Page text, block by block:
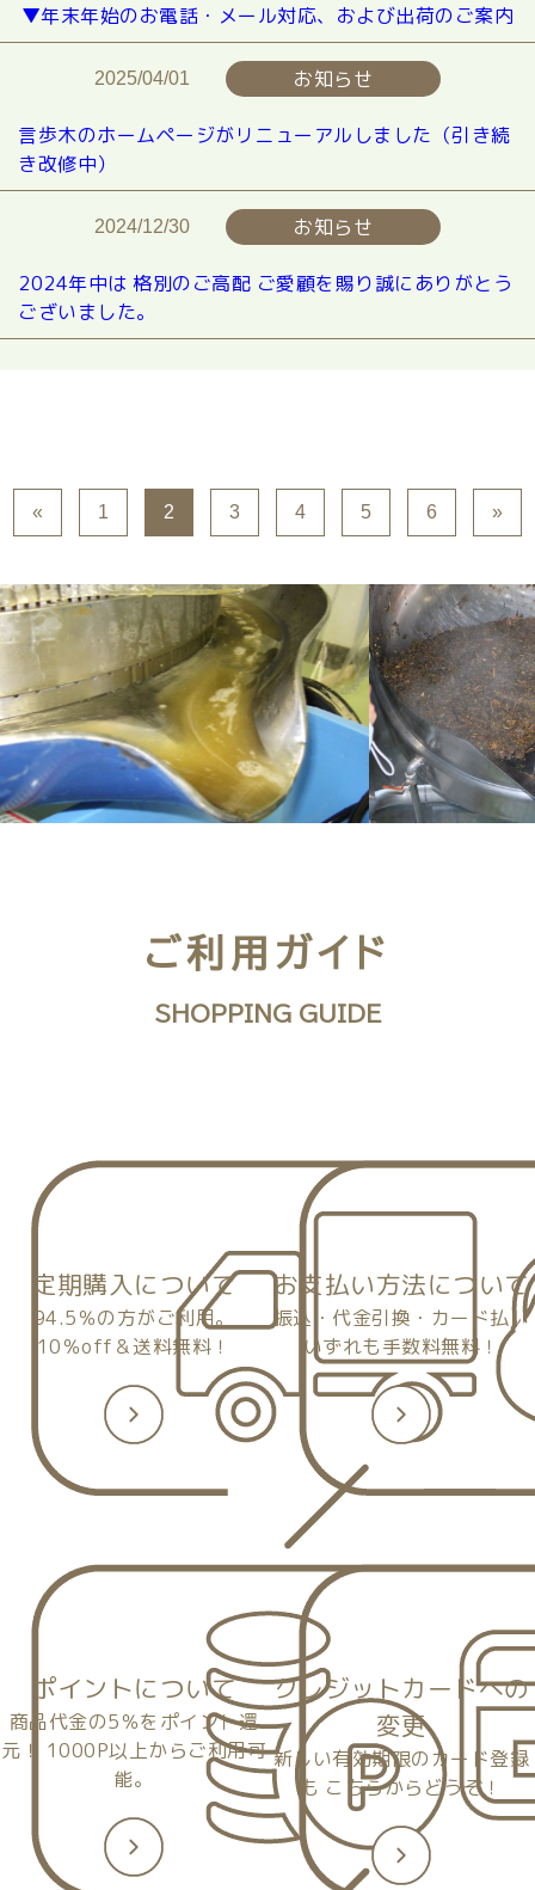
▼年末年始のお電話・メール対応、および出荷のご案内
2025/04/01 お知らせ
言歩木のホームページがリニューアルしました（引き続
き改修中）
2024/12/30 お知らせ
2024年中は 格別のご高配 ご愛顧を賜り誠にありがとう
ございました。
« 1 2 3 4 5 6 »
ご利用ガイド
SHOPPING GUIDE
定期購入について
94.5％の方がご利用。
10％off＆送料無料！
お支払い方法について
振込・代金引換・カード払い
いずれも手数料無料！
ポイントについて
商品代金の5％をポイント還
元！ 1000P以上からご利用可
能。
クレジットカードへの
変更
新しい有効期限のカード登録
も こちらからどうぞ！